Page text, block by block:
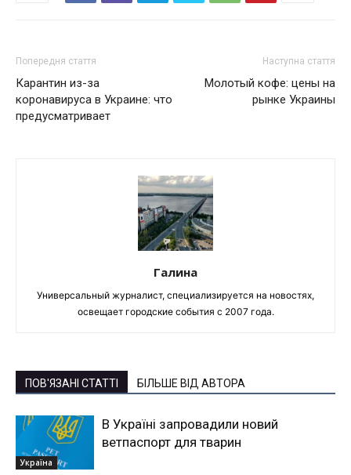
Попередня стаття
Карантин из-за
коронавируса в Украине: что
предусматривает
Наступна стаття
Молотый кофе: цены на
рынке Украины
Галина
Универсальный журналист, специализируется на новостях,
освещает городские события с 2007 года.
ПОВ'ЯЗАНІ СТАТТІ БІЛЬШЕ ВІД АВТОРА
Україна
В Україні запровадили новий
ветпаспорт для тварин